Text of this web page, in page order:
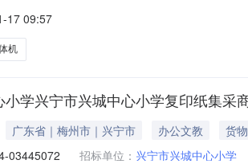
日
17 09:57
机
小学兴宁市兴城中心小学复印纸集采
广东省｜梅州市｜兴宁市 办公文教
货物
03445072 招标单位： 兴宁市兴城中心小学